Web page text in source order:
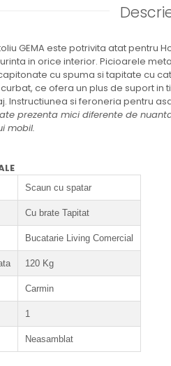
GEMA este potrivita atat pentru
in orice interior. Picioarele
cu spuma si tapitate cu
ce ofera un plus de suport in
Instructiunea si feroneria pentru
prezenta mici diferente de
mobil.
Scaun cu spatar
Cu brate Tapitat
Bucatarie Living Comercial
120 Kg
Carmin
1
Neasamblat